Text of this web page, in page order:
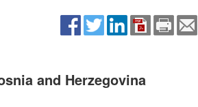
and Herzegovina